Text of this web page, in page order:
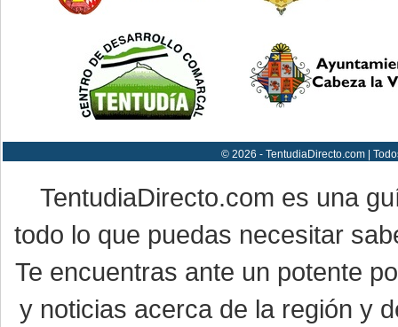
© 2026 - TentudiaDirecto.com |
TentudiaDirecto.com es una
todo lo que puedas necesitar
Te encuentras ante un potente
y noticias acerca de la región y